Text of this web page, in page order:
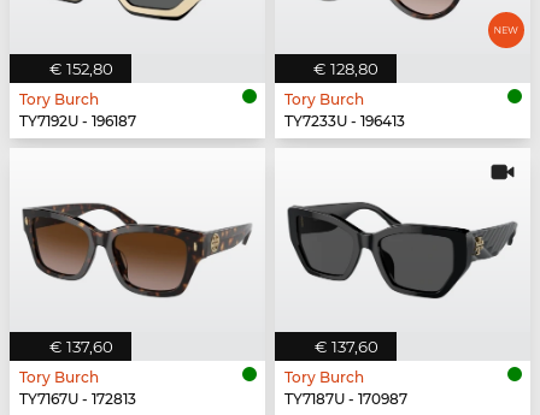
€ 152,80
Tory Burch
TY7192U - 196187
€ 128,80
Tory Burch
TY7233U - 196413
€ 137,60
Tory Burch
TY7167U - 172813
€ 137,60
Tory Burch
TY7187U - 170987